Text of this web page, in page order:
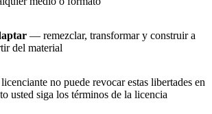
— remezclar, transformar y construir a
del material
no puede revocar estas libertades en
usted siga los términos de la licencia